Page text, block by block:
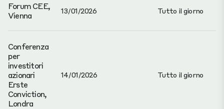
Forum CEE,
Vienna
13/01/2026 Tutto il giorno
Conferenza
per
investitori
azionari
Erste
Conviction,
Londra
14/01/2026 Tutto il giorno